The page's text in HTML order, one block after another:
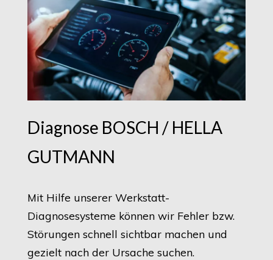
Diagnose BOSCH / HELLA
GUTMANN
Mit Hilfe unserer Werkstatt-
Diagnosesysteme können wir Fehler bzw.
Störungen schnell sichtbar machen und
gezielt nach der Ursache suchen.